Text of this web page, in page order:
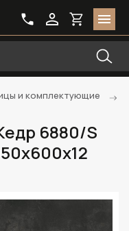
и комплектующие
6880/S